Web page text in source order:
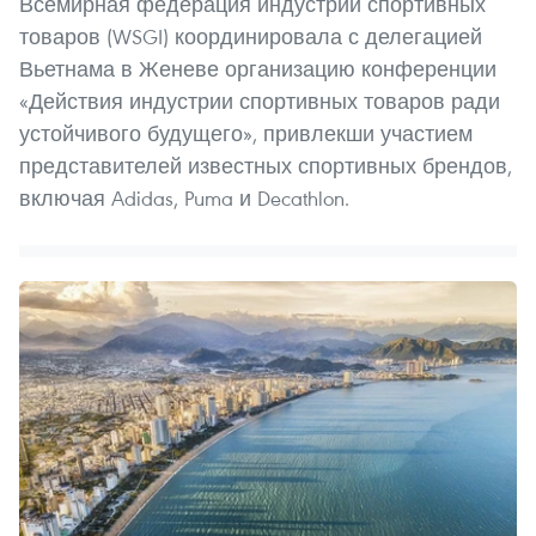
товаров (WSGI) координировала с делегацией
Вьетнама в Женеве организацию конференции
«Действия индустрии спортивных товаров ради
устойчивого будущего», привлекши участием
представителей известных спортивных брендов,
включая Adidas, Puma и Decathlon.